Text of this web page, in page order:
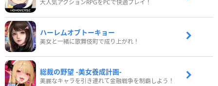
大人気アクションRPGをPCで快適プレイ！
ハーレムオブトーキョー
美女と一緒に歌舞伎町で成り上がれ！
総裁の野望 -美女養成計画-
美麗なキャラを引き連れて金融戦争を制覇しよう！